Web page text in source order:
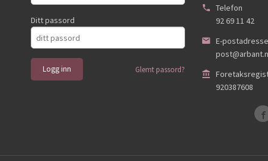
Ditt passord
Glemt passord?
Telefon
92 69 11 42
E-postadresse
920387608